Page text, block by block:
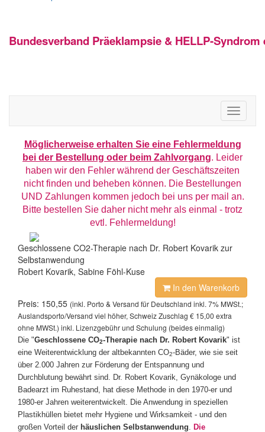
Bundesverband Präeklampsie & HELLP-Syndrom
Toggle
Möglicherweise erhalten Sie eine Fehlermeldung
bei der Bestellung oder beim Zahlvorgang. Leider
haben wir den Fehler während der Geschäftszeiten
nicht finden und beheben können. Die Bestellungen
UND Zahlungen kommen jedoch bei uns per mail an.
Bitte bestellen Sie daher nicht mehr als einmal - trotz
evtl. Fehlermeldung!
Geschlossene CO2-Therapie nach Dr. Robert Kovarik zur
Selbstanwendung
Robert Kovarik, Sabine Föhl-Kuse
In den Warenkorb
Preis: 150,55 (inkl. Porto & Versand für Deutschland inkl. 7% MWSt.;
Auslandsporto/Versand viel höher, Schweiz Zuschlag € 15,00 extra
ohne MWSt.) inkl. Lizenzgebühr und Schulung (beides einmalig)
Die "Geschlossene CO2-Therapie nach Dr. Robert Kovarik" ist
eine Weiterentwicklung der altbekannten CO2-Bäder, wie sie seit
über 2.000 Jahren zur Förderung der Entspannung und
Durchblutung bewährt sind. Dr. Robert Kovarik, Gynäkologe und
Badearzt im Ruhestand, hat diese Methode in den 1970-er und
1980-er Jahren weiterentwickelt. Die Anwendung in speziellen
Plastikhüllen bietet mehr Hygiene und Wirksamkeit - und den
großen Vorteil der häuslichen Selbstanwendung Die